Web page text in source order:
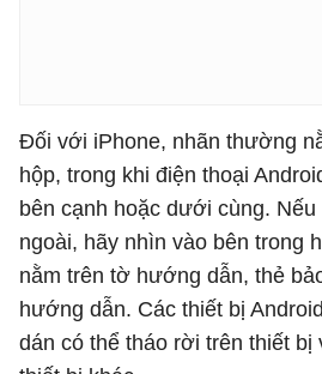
Đối với iPhone, nhãn thường
hộp, trong khi điện thoại
bên cạnh hoặc dưới cùng.
ngoài, hãy nhìn vào bên trong
nằm trên tờ hướng dẫn, thẻ
hướng dẫn. Các thiết bị
dán có thể tháo rời trên thiết bị